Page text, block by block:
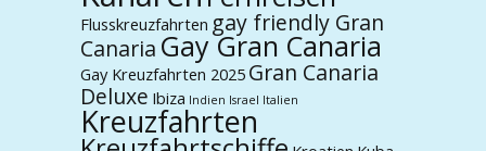
Flusskreuzfahrten gay friendly Gran
Canaria Gay Gran Canaria
Gay Kreuzfahrten 2025 Gran Canaria
Deluxe Ibiza Indien Israel Italien
Kreuzfahrten